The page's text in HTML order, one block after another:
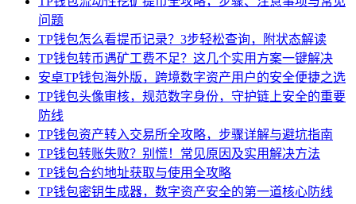
问题
TP钱包怎么看提币记录？3步轻松查询，附状态解读
TP钱包转币遇矿工费不足？这几个实用方案一键解决
安卓TP钱包海外版，跨境数字资产用户的安全便捷之选
TP钱包头像审核，规范数字身份，守护链上安全的重要
防线
TP钱包资产转入交易所全攻略，步骤详解与避坑指南
TP钱包转账失败？别慌！常见原因及实用解决方法
TP钱包合约地址获取与使用全攻略
TP钱包密钥生成器，数字资产安全的第一道核心防线